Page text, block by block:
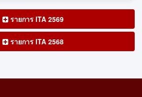
รายการ ITA 2569
รายการ ITA 2568